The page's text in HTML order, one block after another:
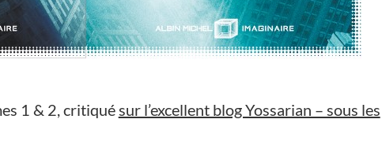
1 & 2, critiquésur l’excellent blog Yossarian – sous les